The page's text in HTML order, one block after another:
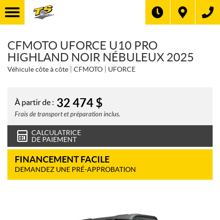
CFMOTO UFORCE U10 PRO
HIGHLAND NOIR NÉBULEUX 2025
Véhicule côte à côte CFMOTO UFORCE
À partir de : 32 474 $
Frais de transport et préparation inclus.
CALCULATRICE
DE PAIEMENT
FINANCEMENT FACILE
DEMANDEZ UNE PRÉ-APPROBATION